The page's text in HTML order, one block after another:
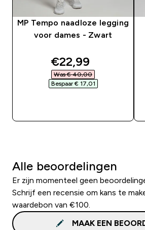
MP Tempo naadloze legging
voor dames - Zwart
discounted price
€22,99‎
Was € 40,00‎
Bespaar € 17,01‎
Alle beoordelingen
Er zijn momenteel geen
Schrijf een recensie om kans te
waardebon van €100.
MAAK EEN